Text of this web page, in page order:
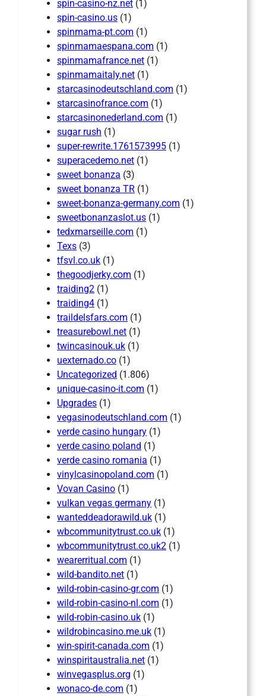
spin-casino-nz.net (1)
spin-casino.us (1)
spinmama-pt.com (1)
spinmamaespana.com (1)
spinmamafrance.net (1)
spinmamaitaly.net (1)
starcasinodeutschland.com (1)
starcasinofrance.com (1)
starcasinonederland.com (1)
sugar rush (1)
super-rewrite.1761573995 (1)
superacedemo.net (1)
sweet bonanza (3)
sweet bonanza TR (1)
sweet-bonanza-germany.com (1)
sweetbonanzaslot.us (1)
tedxmarseille.com (1)
Texs (3)
tfsvl.co.uk (1)
thegoodjerky.com (1)
traiding2 (1)
traiding4 (1)
traildelsfars.com (1)
treasurebowl.net (1)
twincasinouk.uk (1)
uexternado.co (1)
Uncategorized (1.806)
unique-casino-it.com (1)
Upgrades (1)
vegasinodeutschland.com (1)
verde casino hungary (1)
verde casino poland (1)
verde casino romania (1)
vinylcasinopoland.com (1)
Vovan Casino (1)
vulkan vegas germany (1)
wanteddeadorawild.uk (1)
wbcommunitytrust.co.uk (1)
wbcommunitytrust.co.uk2 (1)
wearerritual.com (1)
wild-bandito.net (1)
wild-robin-casino-gr.com (1)
wild-robin-casino-nl.com (1)
wild-robin-casino.uk (1)
wildrobincasino.me.uk (1)
win-spirit-canada.com (1)
winspiritaustralia.net (1)
winvegasplus.org (1)
wonaco-de.com (1)